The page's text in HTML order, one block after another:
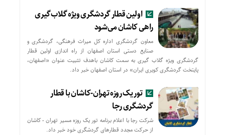
اولین قطار گردشگری ویژه گلاب‌گیری
راهی کاشان می‌شود
معاون گردشگری اداره کل میراث فرهنگی، گردشگری و
صنایع دستی استان اصفهان از راه اندازی اولین قطار
گردشگری ویژه گلاب گیری به سمت کاشان باهدف تثبیت عنوان «اصفهان،
پایتخت گردشگری کویری ایران» در استان اصفهان خبر داد.
تور یک روزه تهران-کاشان با قطار
گردشگری رجا
شرکت رجا با اعلام برنامه تور یک روزه مسیر تهران - کاشان
از حركت مجدد قطارهای گردشگری خود خبر داد.